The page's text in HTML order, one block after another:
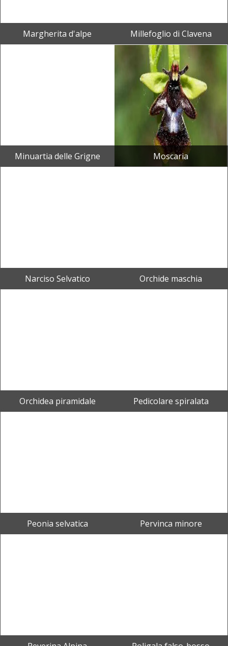
Margherita d'alpe Millefoglio di Clavena
Minuartia delle Grigne Moscaria
Narciso Selvatico Orchide maschia
Orchidea piramidale Pedicolare spiralata
Peonia selvatica Pervinca minore